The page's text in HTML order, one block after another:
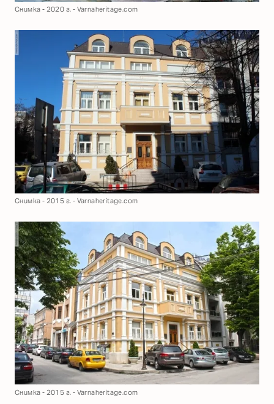
Снимка - 2020 г. - Varnaheritage.com
Снимка - 2015 г. - Varnaheritage.com
Снимка - 2015 г. - Varnaheritage.com